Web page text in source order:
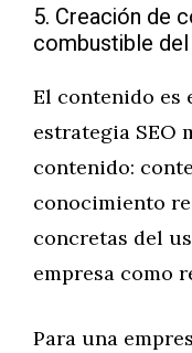
5. Creación de
combustible del
El contenido es
estrategia SEO
contenido:
conocimiento
concretas del
empresa como
Para una